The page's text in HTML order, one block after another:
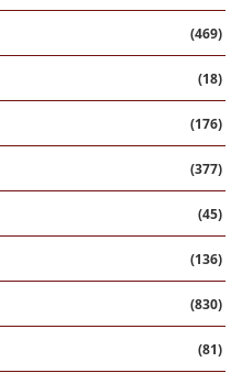
(469)
(18)
(176)
(377)
(45)
(136)
(830)
(81)